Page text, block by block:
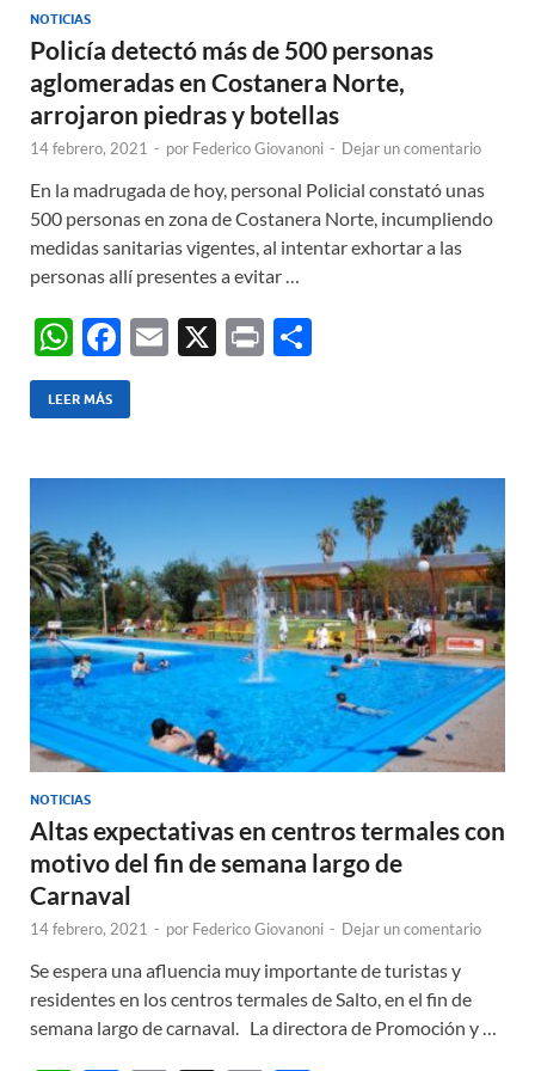
NOTICIAS
Policía detectó más de 500 personas
aglomeradas en Costanera Norte,
arrojaron piedras y botellas
14 febrero, 2021 - por Federico Giovanoni - Dejar un comentario
En la madrugada de hoy, personal Policial constató unas
500 personas en zona de Costanera Norte, incumpliendo
medidas sanitarias vigentes, al intentar exhortar a las
personas allí presentes a evitar …
W
h
at
A
p
p
F
ac
e
o
o
k
E
X
P
ar
ti
r
LEER MÁS
NOTICIAS
Altas expectativas en centros termales con
motivo del fin de semana largo de
Carnaval
14 febrero, 2021 - por Federico Giovanoni - Dejar un comentario
Se espera una afluencia muy importante de turistas y
residentes en los centros termales de Salto, en el fin de
semana largo de carnaval. La directora de Promoción y …